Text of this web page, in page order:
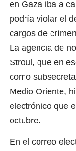
en Gaza iba a
podría violar el
cargos de
La agencia de
Stroul, que en
como
Medio Oriente,
electrónico que
octubre.
En el correo